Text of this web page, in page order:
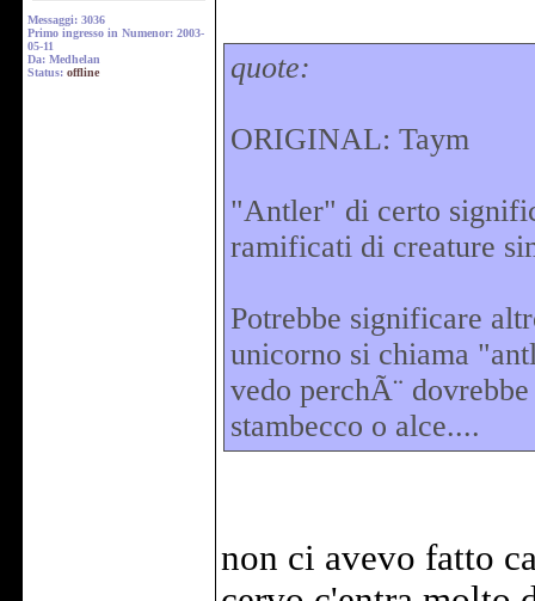
Messaggi: 3036
Primo ingresso in Numenor: 2003-
05-11
Da: Medhelan
Status: offline quote:
ORIGINAL: Taym
"Antler" di certo
ramificati di creature
Potrebbe significare
unicorno si chiama
vedo perchÃ¨
stambecco o alce....
non ci avevo fatto